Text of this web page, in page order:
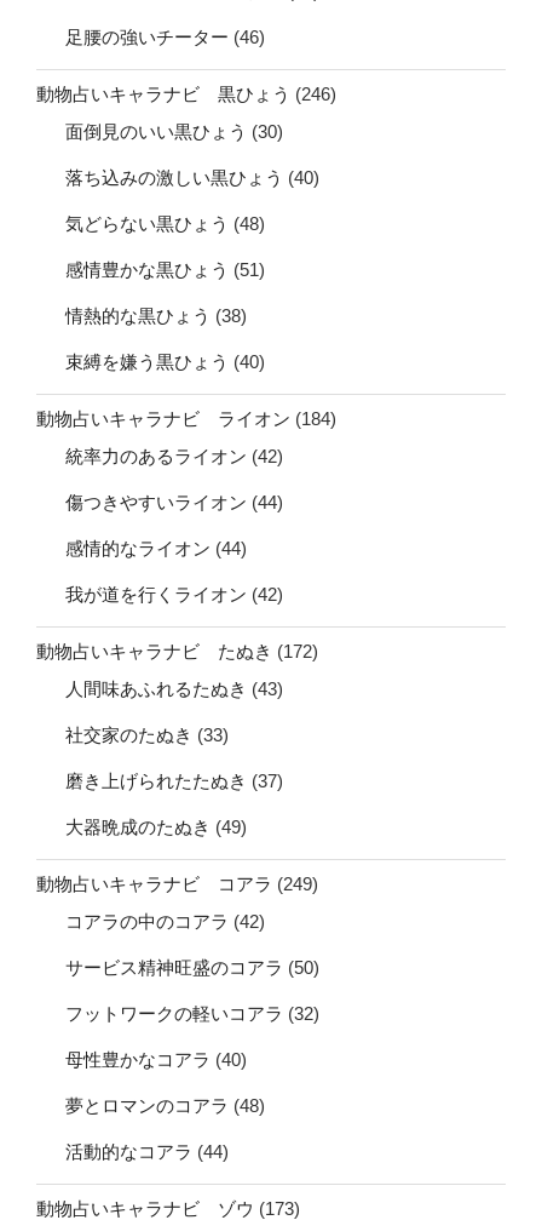
足腰の強いチーター (46)
動物占いキャラナビ 黒ひょう (246)
面倒見のいい黒ひょう (30)
落ち込みの激しい黒ひょう (40)
気どらない黒ひょう (48)
感情豊かな黒ひょう (51)
情熱的な黒ひょう (38)
束縛を嫌う黒ひょう (40)
動物占いキャラナビ ライオン (184)
統率力のあるライオン (42)
傷つきやすいライオン (44)
感情的なライオン (44)
我が道を行くライオン (42)
動物占いキャラナビ たぬき (172)
人間味あふれるたぬき (43)
社交家のたぬき (33)
磨き上げられたたぬき (37)
大器晩成のたぬき (49)
動物占いキャラナビ コアラ (249)
コアラの中のコアラ (42)
サービス精神旺盛のコアラ (50)
フットワークの軽いコアラ (32)
母性豊かなコアラ (40)
夢とロマンのコアラ (48)
活動的なコアラ (44)
動物占いキャラナビ ゾウ (173)